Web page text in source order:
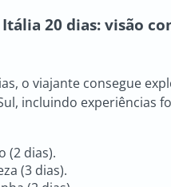
20 dias: visão
o viajante consegue
incluindo experiências
(2 dias).
(3 dias).